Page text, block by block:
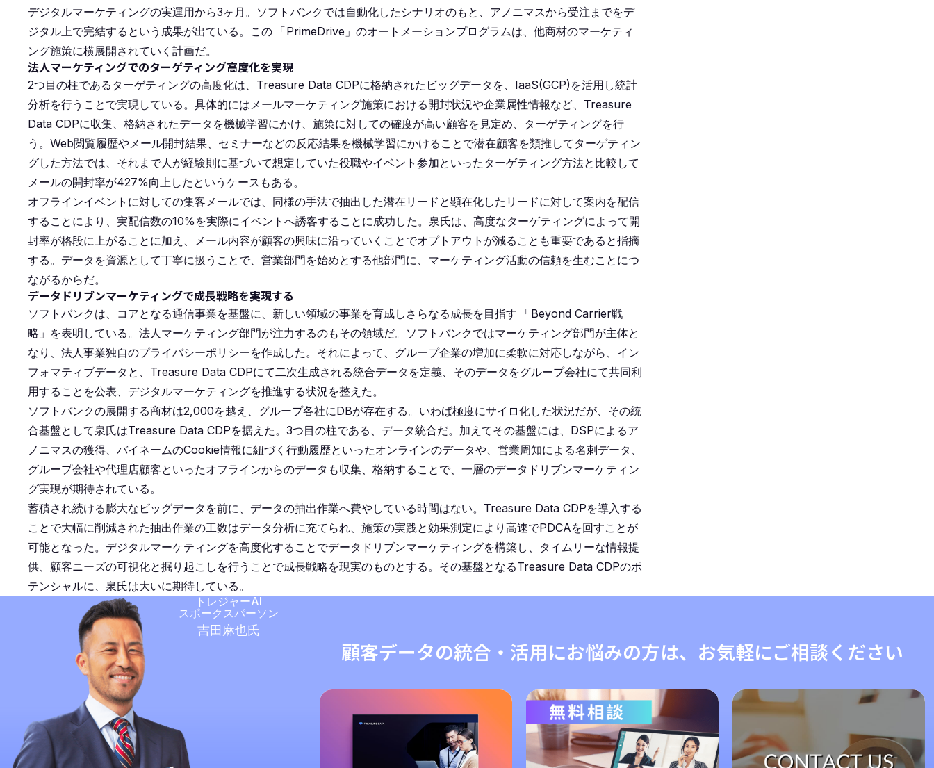
デジタルマーケティングの実運用から3ヶ月。ソフトバンクでは自動化したシナリオのもと、アノニマスから受注までをデ
ジタル上で完結するという成果が出ている。この 「PrimeDrive」のオートメーションプログラムは、他商材のマーケティ
ング施策に横展開されていく計画だ。
法人マーケティングでのターゲティング高度化を実現
2つ目の柱であるターゲティングの高度化は、Treasure Data CDPに格納されたビッグデータを、IaaS(GCP)を活用し統計
分析を行うことで実現している。具体的にはメールマーケティング施策における開封状況や企業属性情報など、Treasure
Data CDPに収集、格納されたデータを機械学習にかけ、施策に対しての確度が高い顧客を見定め、ターゲティングを行
う。Web閲覧履歴やメール開封結果、セミナーなどの反応結果を機械学習にかけることで潜在顧客を類推してターゲティン
グした方法では、それまで人が経験則に基づいて想定していた役職やイベント参加といったターゲティング方法と比較して
メールの開封率が427%向上したというケースもある。
オフラインイベントに対しての集客メールでは、同様の手法で抽出した潜在リードと顕在化したリードに対して案内を配信
することにより、実配信数の10%を実際にイベントへ誘客することに成功した。泉氏は、高度なターゲティングによって開
封率が格段に上がることに加え、メール内容が顧客の興味に沿っていくことでオプトアウトが減ることも重要であると指摘
する。データを資源として丁寧に扱うことで、営業部門を始めとする他部門に、マーケティング活動の信頼を生むことにつ
ながるからだ。
データドリブンマーケティングで成長戦略を実現する
ソフトバンクは、コアとなる通信事業を基盤に、新しい領域の事業を育成しさらなる成長を目指す 「Beyond Carrier戦
略」を表明している。法人マーケティング部門が注力するのもその領域だ。ソフトバンクではマーケティング部門が主体と
なり、法人事業独自のプライバシーポリシーを作成した。それによって、グループ企業の増加に柔軟に対応しながら、イン
フォマティブデータと、Treasure Data CDPにて二次生成される統合データを定義、そのデータをグループ会社にて共同利
用することを公表、デジタルマーケティングを推進する状況を整えた。
ソフトバンクの展開する商材は2,000を越え、グループ各社にDBが存在する。いわば極度にサイロ化した状況だが、その統
合基盤として泉氏はTreasure Data CDPを据えた。3つ目の柱である、データ統合だ。加えてその基盤には、DSPによるア
ノニマスの獲得、バイネームのCookie情報に紐づく行動履歴といったオンラインのデータや、営業周知による名刺データ、
グループ会社や代理店顧客といったオフラインからのデータも収集、格納することで、一層のデータドリブンマーケティン
グ実現が期待されている。
蓄積され続ける膨大なビッグデータを前に、データの抽出作業へ費やしている時間はない。Treasure Data CDPを導入する
ことで大幅に削減された抽出作業の工数はデータ分析に充てられ、施策の実践と効果測定により高速でPDCAを回すことが
可能となった。デジタルマーケティングを高度化することでデータドリブンマーケティングを構築し、タイムリーな情報提
供、顧客ニーズの可視化と掘り起こしを行うことで成長戦略を現実のものとする。その基盤となるTreasure Data CDPのポ
テンシャルに、泉氏は大いに期待している。
トレジャーAI
スポークスパーソン
吉田麻也氏
顧客データの統合・活用にお悩みの方は、お気軽にご相談ください